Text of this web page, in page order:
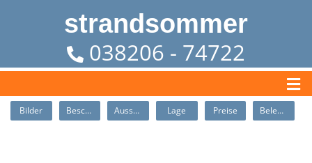
strandsommer
038206 - 74722
Bilder Beschreibung Ausstattung Lage Preise Belegung